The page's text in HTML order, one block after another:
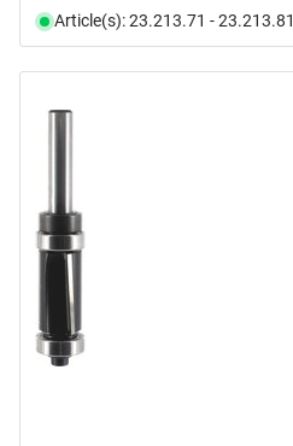
Article(s): 23.213.71 - 23.213.81